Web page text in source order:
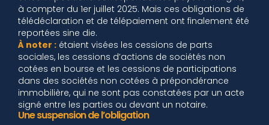
à compter du 1er juillet 2025. Mais ces obligations de
télédéclaration et de télépaiement ont finalement été
reportées sine die.
À noter : étaient visées les cessions de parts
sociales, les cessions d’actions de sociétés non
cotées en bourse et les cessions de participations
dans des sociétés non cotées à prépondérance
immobilière, qui ne sont pas constatées par un acte
signé entre les parties ou devant un notaire.
Une suspension de l’obligation